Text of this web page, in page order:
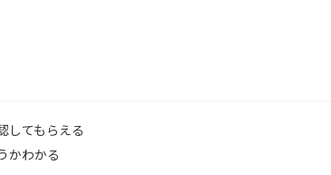
してもらえる
かわかる